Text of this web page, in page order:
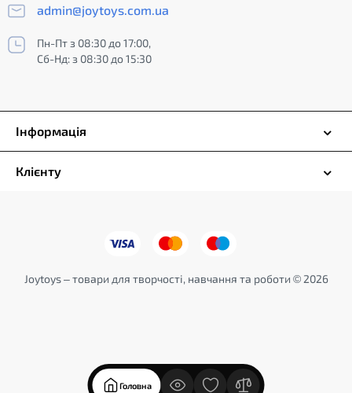
Головна
admin@joytoys.com.ua
Пн-Пт з 08:30 до 17:00,
Сб-Нд: з 08:30 до 15:30
Інформація
Клієнту
Joytoys – товари для творчості, навчання та роботи © 2026